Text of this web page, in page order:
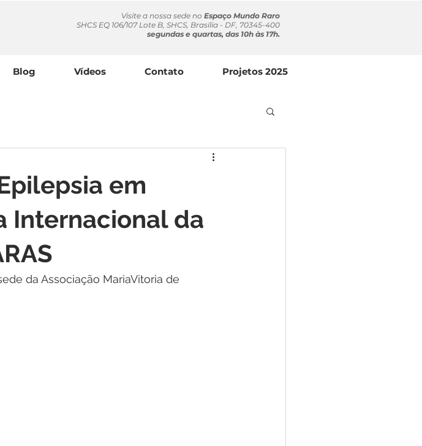
Visite a nossa sede no Espaço Mundo Raro
SHCS EQ 106/107 Lote B, SHCS, Brasília - DF, 70345-400
segundas e quartas, das 10h às 17h.
Blog Vídeos Contato Projetos 2025
em
Internacional da
da Associação MariaVitoria de